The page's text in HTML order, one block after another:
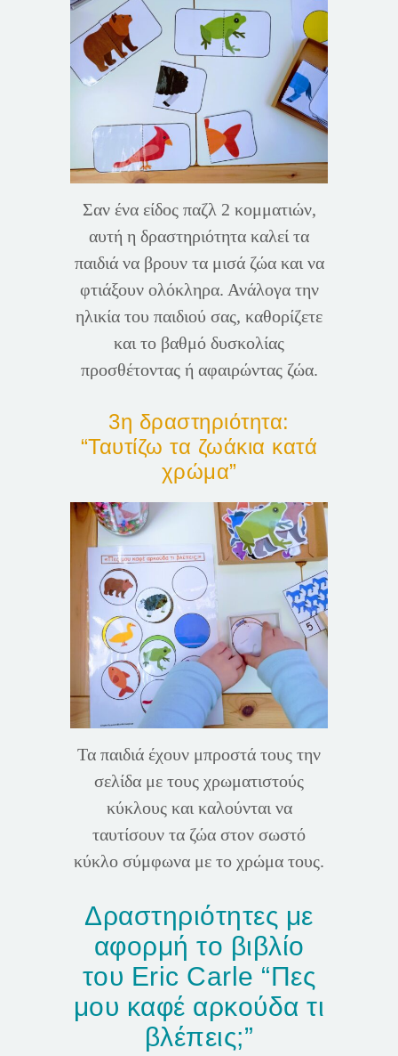
Σαν ένα είδος παζλ 2 κομματιών,
αυτή η δραστηριότητα καλεί τα
παιδιά να βρουν τα μισά ζώα και να
φτιάξουν ολόκληρα. Ανάλογα την
ηλικία του παιδιού σας, καθορίζετε
και το βαθμό δυσκολίας
προσθέτοντας ή αφαιρώντας ζώα.
3η δραστηριότητα:
“Ταυτίζω τα ζωάκια κατά
χρώμα”
Τα παιδιά έχουν μπροστά τους την
σελίδα με τους χρωματιστούς
κύκλους και καλούνται να
ταυτίσουν τα ζώα στον σωστό
κύκλο σύμφωνα με το χρώμα τους.
Δραστηριότητες με
αφορμή το βιβλίο
του Eric Carle “Πες
μου καφέ αρκούδα τι
βλέπεις;”